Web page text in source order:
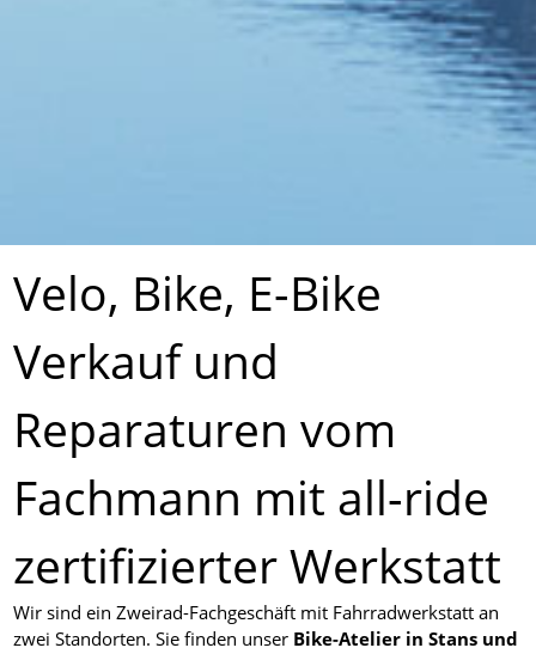
Velo, Bike, E-Bike
Verkauf und
Reparaturen vom
Fachmann mit all-ride
zertifizierter Werkstatt
Wir sind ein Zweirad-Fachgeschäft mit Fahrradwerkstatt an
zwei Standorten. Sie finden unser Bike-Atelier in Stans und